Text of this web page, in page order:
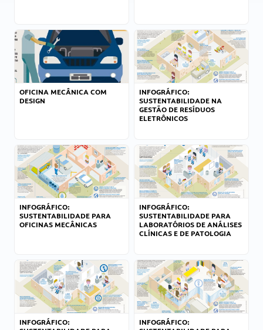
OFICINA MECÂNICA COM
DESIGN
INFOGRÁFICO:
SUSTENTABILIDADE NA
GESTÃO DE RESÍDUOS
ELETRÔNICOS
INFOGRÁFICO:
SUSTENTABILIDADE PARA
OFICINAS MECÂNICAS
INFOGRÁFICO:
SUSTENTABILIDADE PARA
LABORATÓRIOS DE ANÁLISES
CLÍNICAS E DE PATOLOGIA
INFOGRÁFICO:
INFOGRÁFICO: